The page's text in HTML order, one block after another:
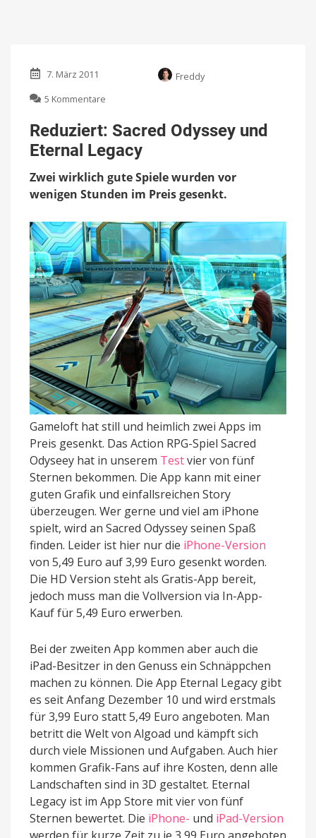
7. März 2011
Freddy
5 Kommentare
Sacred
Odyssey
und
Legacy
Reduziert: Sacred Odyssey und
Eternal Legacy
Zwei wirklich gute Spiele wurden vor
wenigen Stunden im Preis gesenkt.
Gameloft hat still und heimlich zwei Apps im
Preis gesenkt. Das Action RPG-Spiel Sacred
Odyseey hat in unserem Testvier von fünf
Sternen bekommen. Die App kann mit einer
guten Grafik und einfallsreichen Story
überzeugen. Wer gerne und viel am iPhone
spielt, wird an Sacred Odyssey seinen Spaß
finden. Leider ist hier nur die iPhone-Version
von 5,49 Euro auf 3,99 Euro gesenkt worden.
Die HD Version steht als Gratis-App bereit,
jedoch muss man die Vollversion via In-App-
Kauf für 5,49 Euro erwerben.
Bei der zweiten App kommen aber auch die
iPad-Besitzer in den Genuss ein Schnäppchen
machen zu können. Die App Eternal Legacy gibt
es seit Anfang Dezember 10 und wird erstmals
für 3,99 Euro statt 5,49 Euro angeboten. Man
betritt die Welt von Algoad und kämpft sich
durch viele Missionen und Aufgaben. Auch hier
kommen Grafik-Fans auf ihre Kosten, denn alle
Landschaften sind in 3D gestaltet. Eternal
Legacy ist im App Store mit vier von fünf
Sternen bewertet. Die iPhone- und iPad-Version